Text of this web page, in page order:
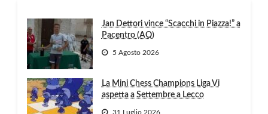
Jan Dettori vince “Scacchi in Piazza!” a
Pacentro (AQ)
5 Agosto 2026
La Mini Chess Champions Liga Vi
aspetta a Settembre a Lecco
31 Luglio 2026